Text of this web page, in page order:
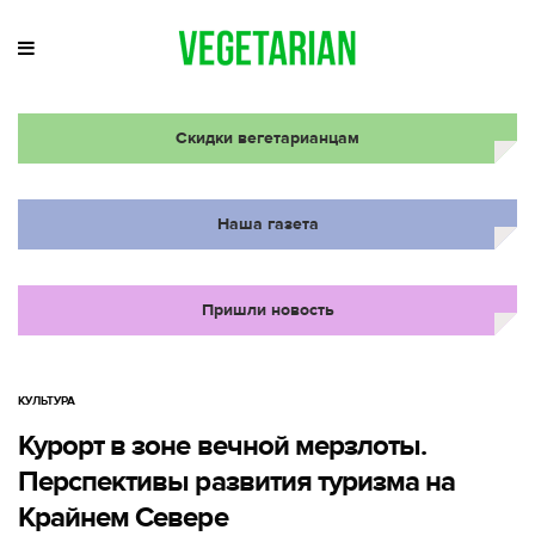
Скидки вегетарианцам
Наша газета
Пришли новость
КУЛЬТУРА
Курорт в зоне вечной мерзлоты.
Перспективы развития туризма на
Крайнем Севере